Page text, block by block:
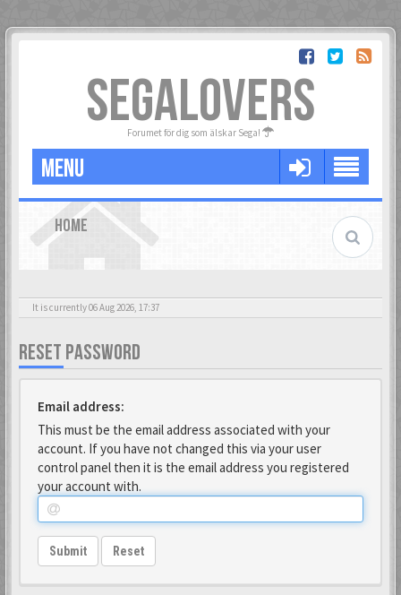
SEGALOVERS
Forumet för dig som älskar Sega!
MENU
HOME
It is currently 06 Aug 2026, 17:37
RESET PASSWORD
Email address:
This must be the email address associated with your
account. If you have not changed this via your user
control panel then it is the email address you registered
your account with.
Submit Reset